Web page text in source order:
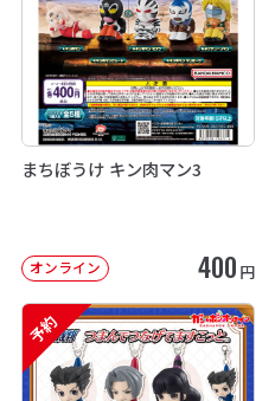
まちぼうけ キン肉マン3
オンライン 400 円
予約